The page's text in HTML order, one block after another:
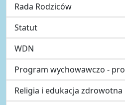
Rada Rodziców
Statut
WDN
Program wychowawczo -
Religia i edukacja zdrowotna